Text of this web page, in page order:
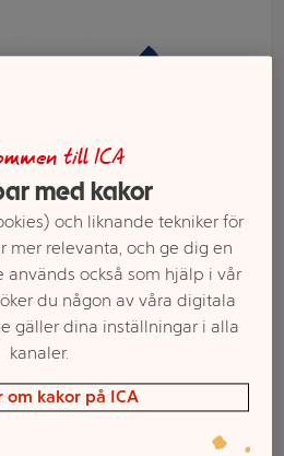
till ICA
med kakor
och liknande tekniker för
mer relevanta, och ge dig en
används också som hjälp i vår
du någon av våra digitala
gäller dina inställningar i alla
kanaler.
om kakor på ICA